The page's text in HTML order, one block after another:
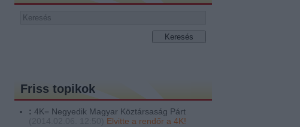
Friss topikok
: 4K= Negyedik Magyar Köztársaság Párt
Elvitte a rendőr a 4K!